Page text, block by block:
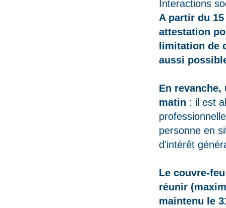
Interactions
A partir du
attestation
limitation de
aussi
En
matin : il est
personne en
d'intérêt
Le couvre-
réunir
maintenu le